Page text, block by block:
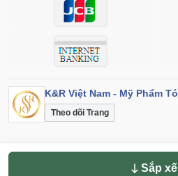
Sắp
Sắp xếp theo
K&R Việt Nam - Mỹ Phẩm
Theo dõi Trang
© 2026 K&R Việt Nam. Đã đăng ký bản quyền.